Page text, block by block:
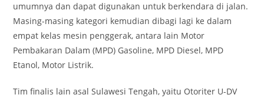
umumnya dan dapat digunakan untuk berkendara di jalan.
Masing-masing kategori kemudian dibagi lagi ke dalam
empat kelas mesin penggerak, antara lain Motor
Pembakaran Dalam (MPD) Gasoline, MPD Diesel, MPD
Etanol, Motor Listrik.
Tim finalis lain asal Sulawesi Tengah, yaitu Otoriter U-DV